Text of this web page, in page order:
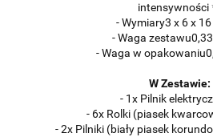
intensywności
- Wymiary3 x 6 x
- Waga zestawu
- Waga w opakowaniu
W Zestawie:
- 1x Pilnik
- 6x Rolki (piasek
- 2x Pilniki (biały piasek